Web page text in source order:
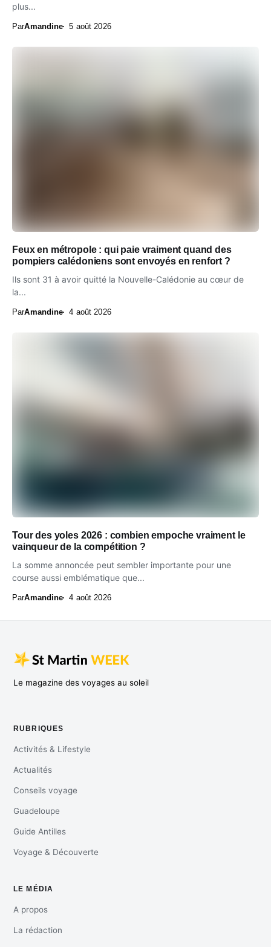
plus...
ParAmandine 5 août 2026
Feux en métropole : qui paie vraiment quand des
pompiers calédoniens sont envoyés en renfort ?
Ils sont 31 à avoir quitté la Nouvelle-Calédonie au cœur de
la...
ParAmandine 4 août 2026
Tour des yoles 2026 : combien empoche vraiment le
vainqueur de la compétition ?
La somme annoncée peut sembler importante pour une
course aussi emblématique que...
ParAmandine 4 août 2026
Le magazine des voyages au soleil
RUBRIQUES
Activités & Lifestyle
Actualités
Conseils voyage
Guadeloupe
Guide Antilles
Voyage & Découverte
LE MÉDIA
A propos
La rédaction